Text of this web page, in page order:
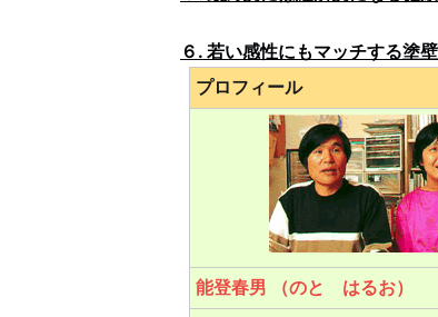
６. 若い感性にもマッチする塗
プロフィール
能登春男 （のと はるお）